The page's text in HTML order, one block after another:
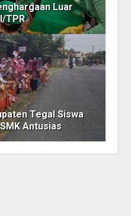
Luar
TPR
Tegal Siswa
Antusias